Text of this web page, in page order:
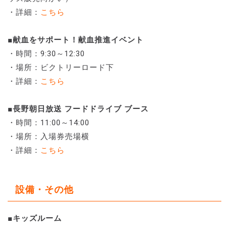
・詳細： こちら
■献血をサポート！献血推進イベント
・時間：9:30～12:30
・場所：ビクトリーロード下
・詳細： こちら
■長野朝日放送 フードドライブ ブース
・時間：11:00～14:00
・場所：入場券売場横
・詳細： こちら
設備・その他
■キッズルーム